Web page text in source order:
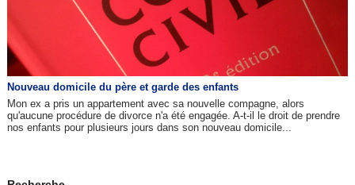
Nouveau domicile du père et garde des enfants
Mon ex a pris un appartement avec sa nouvelle compagne, alors
qu'aucune procédure de divorce n'a été engagée. A-t-il le droit de prendre
nos enfants pour plusieurs jours dans son nouveau domicile...